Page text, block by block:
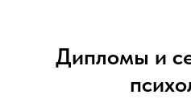
Дипломы и